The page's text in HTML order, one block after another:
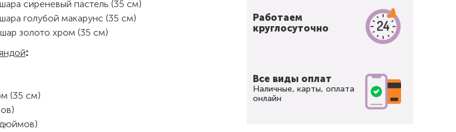
сиреневый пастель (35 см)
голубой макарунс (35 см)
золото хром (35 см)
:
(35 см)
Работаем
круглосуточно
Все виды оплат
Наличные, карты, оплата
онлайн